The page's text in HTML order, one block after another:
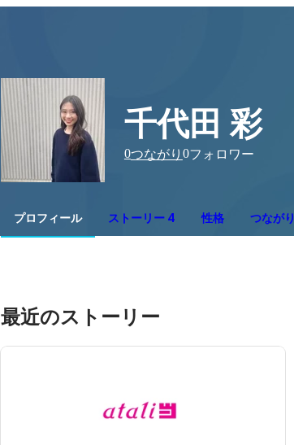
千代田 彩
0つながり 0フォロワー
プロフィール ストーリー 4 性格 つながり
最近のストーリー